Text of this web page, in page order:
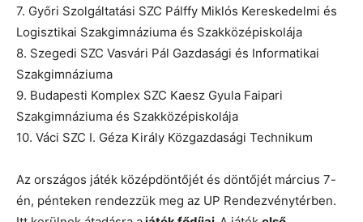
7. Győri Szolgáltatási SZC Pálffy Miklós Kereskedelmi és
Logisztikai Szakgimnáziuma és Szakközépiskolája
8. Szegedi SZC Vasvári Pál Gazdasági és Informatikai
Szakgimnáziuma
9. Budapesti Komplex SZC Kaesz Gyula Faipari
Szakgimnáziuma és Szakközépiskolája
10. Váci SZC I. Géza Király Közgazdasági Technikum
Az országos játék középdöntőjét és döntőjét március 7-
én, pénteken rendezzük meg az UP Rendezvénytérben.